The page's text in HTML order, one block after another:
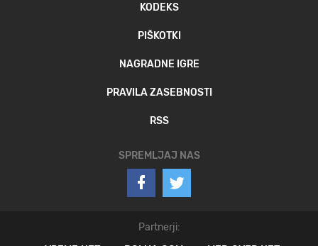
KODEKS
PIŠKOTKI
NAGRADNE IGRE
PRAVILA ZASEBNOSTI
RSS
SPREMLJAJ NAS
Partnerji: